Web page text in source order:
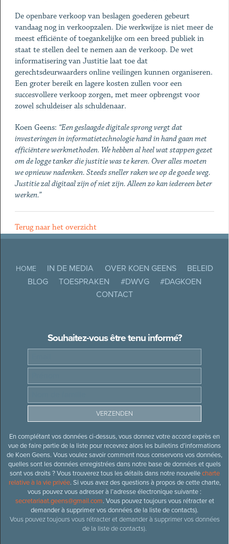
De openbare verkoop van beslagen goederen gebeurt
vandaag nog in verkoopzalen. Die werkwijze is niet meer de
meest efficiënte of toegankelijke om een breed publiek in
staat te stellen deel te nemen aan de verkoop. De wet
informatisering van Justitie laat toe dat
gerechtsdeurwaarders online veilingen kunnen organiseren.
Een groter bereik en lagere kosten zullen voor een
succesvollere verkoop zorgen, met meer opbrengst voor
zowel schuldeiser als schuldenaar.
Koen Geens: “Een geslaagde digitale sprong vergt dat
investeringen in informatietechnologie hand in hand gaan met
efficiëntere werkmethoden. We hebben al heel wat stappen gezet
om de logge tanker die justitie was te keren. Over alles moeten
we opnieuw nadenken. Steeds sneller raken we op de goede weg.
Justitie zal digitaal zijn of niet zijn. Alleen zo kan iedereen beter
werken.”
Terug naar het overzicht
HOME IN DE MEDIA OVER KOEN GEENS
BELEID
BLOG
TOESPRAKEN #DWVG
#DAGKOEN
CONTACT
Souhaitez-vous être tenu informé?
En complétant vos données ci-dessus, vous donnez votre accord exprès en
vue de faire partie de la liste pour recevrez alors les bulletins d’informations
de Koen Geens. Vous voulez savoir comment nous conservons vos données,
quelles sont les données enregistrées dans notre base de données et quels
sont vos droits ? Vous trouverez tous les détails dans notre nouvellecharte
relative à la vie privée. Si vous avez des questions à propos de cette charte,
vous pouvez vous adresser à l’adresse électronique suivante :
secretariaat.geens@gmail.com. Vous pouvez toujours vous rétracter et
demander à supprimer vos données de la liste de contacts).
Vous pouvez toujours vous rétracter et demander à supprimer vos données
de la liste de contacts).